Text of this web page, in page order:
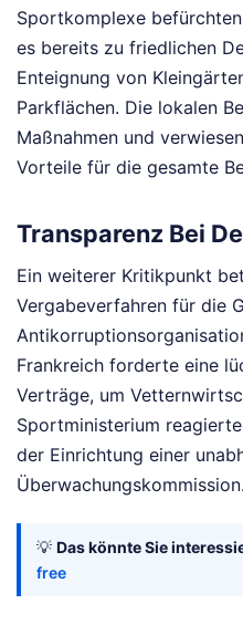
Sportkomplexe
es bereits zu friedlichen
Enteignung von
Parkflächen. Die lokalen
Maßnahmen und
Vorteile für die gesamte
Transparenz Bei
Ein weiterer Kritikpunkt
Vergabeverfahren für die
Frankreich forderte eine
Verträge, um
Sportministerium
der Einrichtung einer
Überwachungskommission.
💡 Das könnte Sie
free